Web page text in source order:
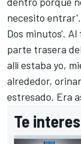
necesito
Dos minutos'.
parte trasera
allí estaba yo,
alrededor,
estresado. Era
Te